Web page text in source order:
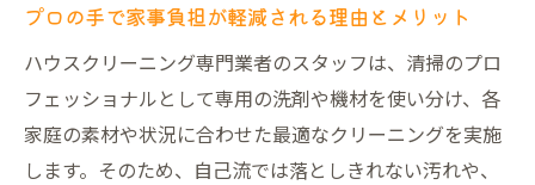
プロの手で家事負担が軽減される理由とメリット
ハウスクリーニング専門業者のスタッフは、清掃のプロ
フェッショナルとして専用の洗剤や機材を使い分け、各
家庭の素材や状況に合わせた最適なクリーニングを実施
します。そのため、自己流では落としきれない汚れや、